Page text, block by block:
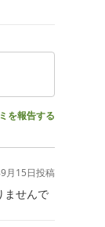
を報告する
月15日投稿
ませんで